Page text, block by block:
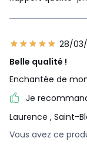
28/
Belle qualité !
Enchantée de
Je
Laurence , Saint-
Vous avez ce